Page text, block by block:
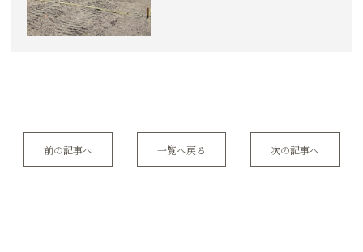
前の記事へ 一覧へ戻る 次の記事へ